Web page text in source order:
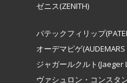
ゼニス(ZENITH)
パテックフィリップ
オーデマピゲ(AUDEMARS
ジャガールクルト(Jaeger
ヴァシュロン・コンスタ